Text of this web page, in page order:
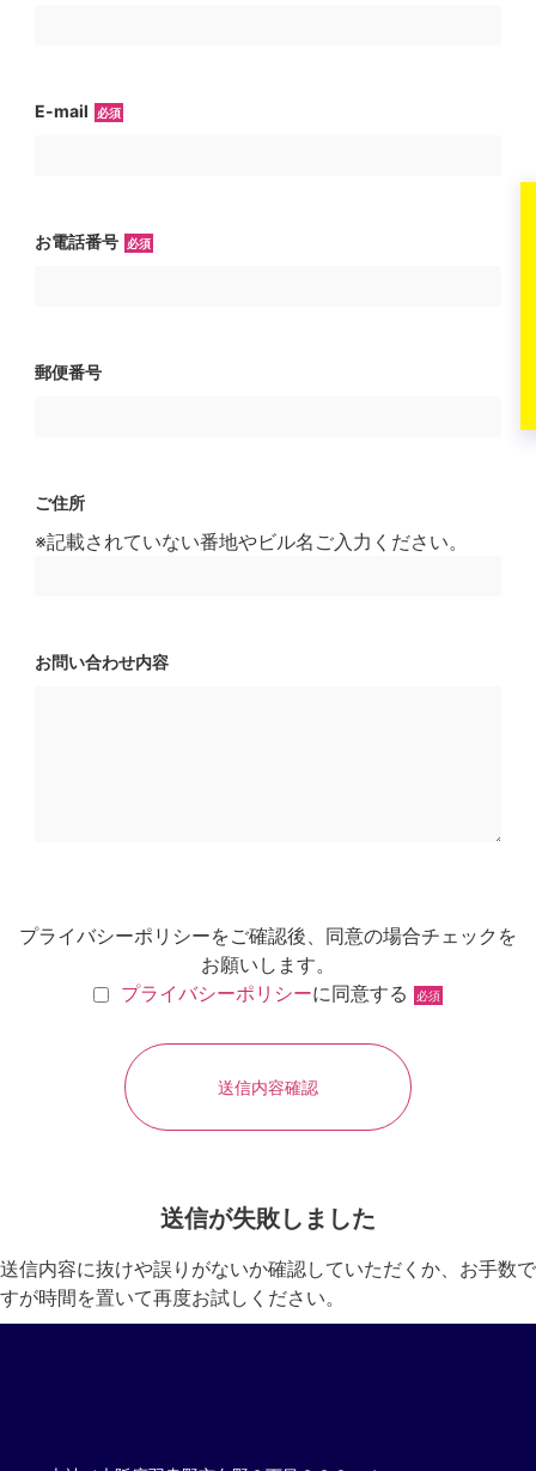
E-mail 必須
お電話番号 必須
郵便番号
ご住所
※記載されていない番地やビル名ご入力ください。
お問い合わせ内容
プライバシーポリシーをご確認後、同意の場合チェックを
お願いします。
プライバシーポリシーに同意する 必須
送信が失敗しました
送信内容に抜けや誤りがないか確認していただくか、お手数で
すが時間を置いて再度お試しください。